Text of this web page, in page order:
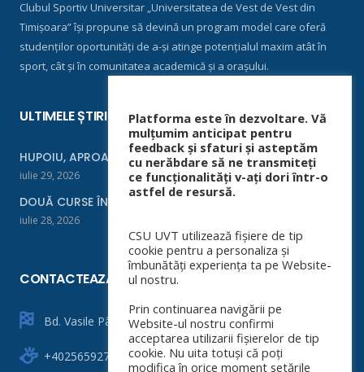
Clubul Sportiv Universitar „Universitatea de Vest de Vest din
Timișoara” își propune să devină un program model care oferă
studenților oportunități de a-și atinge potențialul maxim atât în
sport, cât și în comunitatea academică și a orașului.
ULTIMELE ȘTIRI
HUPOIU, APROAPE DE FINALĂ LA ORADEA
iulie 29, 2026
DOUĂ CURSE ÎNTR-UN WEEKEND
iulie 28, 2026
CONTACTEAZĂ-NE
Bd. Vasile Pârvan nr. 4
+40256592760
Platforma este în dezvoltare. Vă
mulțumim anticipat pentru
feedback și sfaturi și asteptăm
cu nerăbdare să ne transmiteți
ce funcționalități v-ați dori într-o
astfel de resursă.
CSU UVT utilizează fișiere de tip
cookie pentru a personaliza și
îmbunătăți experiența ta pe Website-
ul nostru.
Prin continuarea navigării pe
Website-ul nostru confirmi
acceptarea utilizarii fișierelor de tip
cookie. Nu uita totuși că poți
modifica în orice moment setările